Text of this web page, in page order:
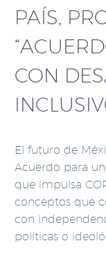
PAÍS,
CON
El futuro de
Acuerdo para
que impulsa
conceptos que
con
políticas o